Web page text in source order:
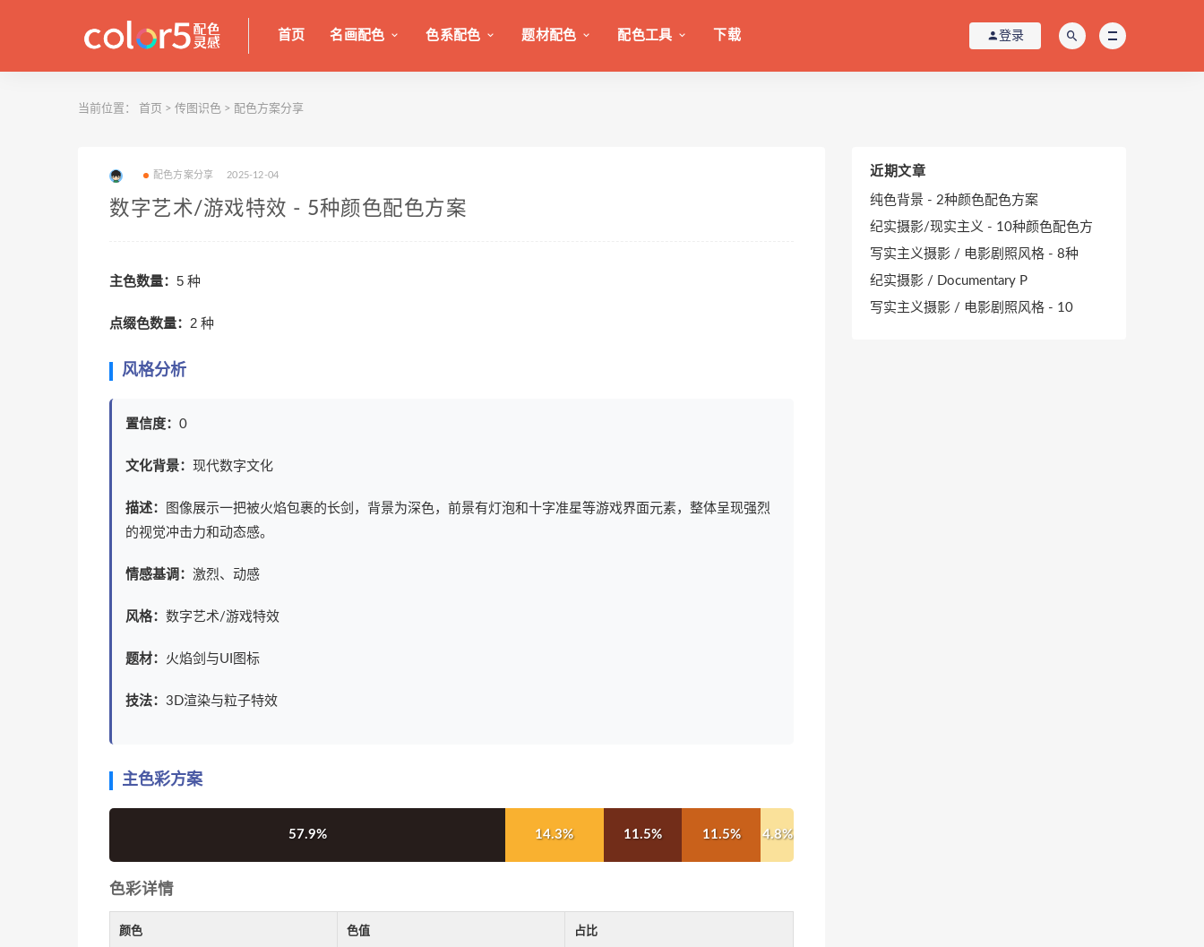
首页 名画配色 色系配色 题材配色 配色工具 下载 登录
当前位置： 首页 > 传图识色 > 配色方案分享
配色方案分享 2025-12-04
数字艺术/游戏特效 - 5种颜色配色方案
主色数量： 5 种
点缀色数量： 2 种
风格分析
置信度： 0
文化背景： 现代数字文化
描述：
图像展示一把被火焰包裹的长剑，背景为深色，前景有灯泡和十字准星等游戏界面元素，整体呈现强烈
的视觉冲击力和动态感。
情感基调： 激烈、动感
风格： 数字艺术/游戏特效
题材： 火焰剑与UI图标
技法： 3D渲染与粒子特效
主色彩方案
57.9% 14.3% 11.5% 11.5% 4.8%
色彩详情
颜色 色值 占比
近期文章
纯色背景 - 2种颜色配色方案
纪实摄影/现实主义 - 10种颜色配色方
写实主义摄影 / 电影剧照风格 - 8种
纪实摄影 / Documentary P
写实主义摄影 / 电影剧照风格 - 10